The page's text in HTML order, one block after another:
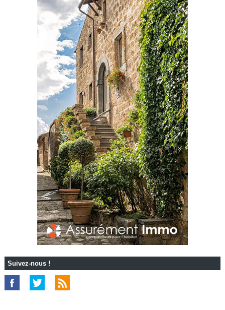
Suivez-nous !